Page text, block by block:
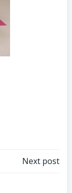
Next post